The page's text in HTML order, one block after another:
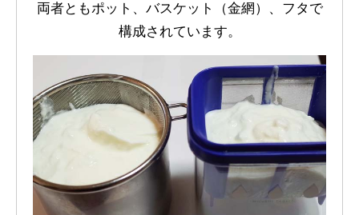
両者ともポット、バスケット（金網）、フタで
構成されています。